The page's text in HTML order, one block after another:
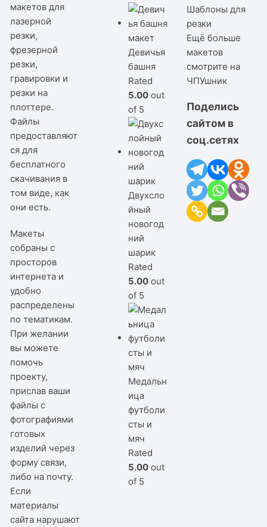
макетов для
лазерной
резки,
фрезерной
резки,
гравировки и
резки на
плоттере.
Файлы
предоставляют
ся для
бесплатного
скачивания в
том виде, как
они есть.
Макеты
собраны с
просторов
интернета и
удобно
распределены
по тематикам.
При желании
вы можете
помочь
проекту,
прислав ваши
файлы с
фотографиями
готовых
изделий через
форму связи,
либо на почту.
Если
материалы
сайта нарушают
Девичья
башня
Rated
5.00 out
of 5
Двухсло
йный
новогод
ний
шарик
Rated
5.00 out
of 5
Медальн
ица
футболи
сты и
мяч
Rated
5.00 out
of 5
Шаблоны для
резки
Ещё больше
макетов
смотрите на
ЧПУшник
Поделись
сайтом в
соц.сетях